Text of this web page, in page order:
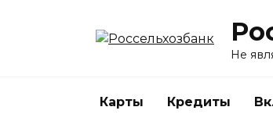
Не
Карты Кредиты